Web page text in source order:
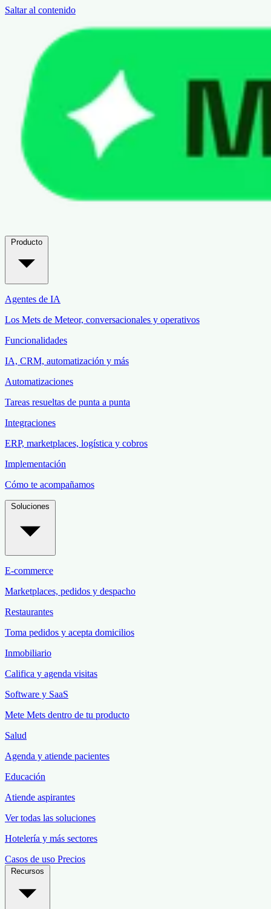
Saltar al contenido
Agentes de IA
Los Mets de Meteor, conversacionales y operativos
Funcionalidades
IA, CRM, automatización y más
Automatizaciones
Tareas resueltas de punta a punta
Integraciones
ERP, marketplaces, logística y cobros
Implementación
Cómo te acompañamos
E-commerce
Marketplaces, pedidos y despacho
Restaurantes
Toma pedidos y acepta domicilios
Inmobiliario
Califica y agenda visitas
Software y SaaS
Mete Mets dentro de tu producto
Salud
Agenda y atiende pacientes
Educación
Atiende aspirantes
Ver todas las soluciones
Hotelería y más sectores
Casos de uso Precios